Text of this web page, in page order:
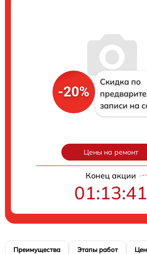
-20%
Скидка по
записи на
Цены на ремонт
Конец акции
01:13:40
Преимущества Этапы работ